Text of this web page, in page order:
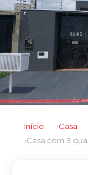
‹
Início Casa